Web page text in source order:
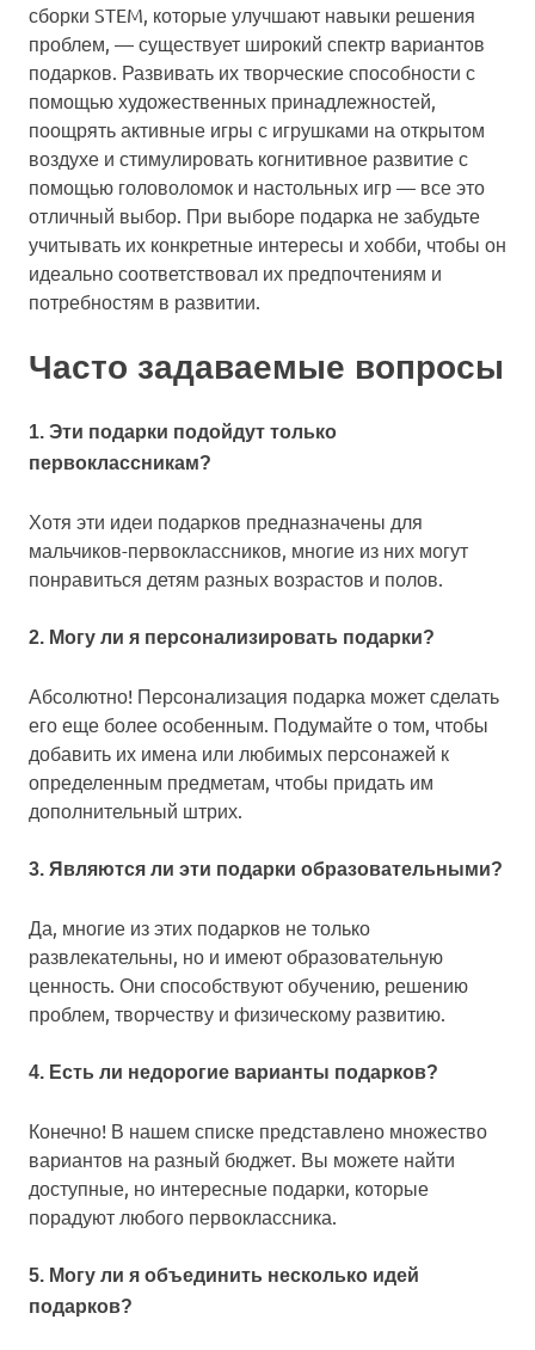
сборки STEM, которые улучшают навыки решения
проблем, — существует широкий спектр вариантов
подарков. Развивать их творческие способности с
помощью художественных принадлежностей,
поощрять активные игры с игрушками на открытом
воздухе и стимулировать когнитивное развитие с
помощью головоломок и настольных игр — все это
отличный выбор. При выборе подарка не забудьте
учитывать их конкретные интересы и хобби, чтобы он
идеально соответствовал их предпочтениям и
потребностям в развитии.
Часто задаваемые вопросы
1. Эти подарки подойдут только
первоклассникам?
Хотя эти идеи подарков предназначены для
мальчиков-первоклассников, многие из них могут
понравиться детям разных возрастов и полов.
2. Могу ли я персонализировать подарки?
Абсолютно! Персонализация подарка может сделать
его еще более особенным. Подумайте о том, чтобы
добавить их имена или любимых персонажей к
определенным предметам, чтобы придать им
дополнительный штрих.
3. Являются ли эти подарки образовательными?
Да, многие из этих подарков не только
развлекательны, но и имеют образовательную
ценность. Они способствуют обучению, решению
проблем, творчеству и физическому развитию.
4. Есть ли недорогие варианты подарков?
Конечно! В нашем списке представлено множество
вариантов на разный бюджет. Вы можете найти
доступные, но интересные подарки, которые
порадуют любого первоклассника.
5. Могу ли я объединить несколько идей
подарков?